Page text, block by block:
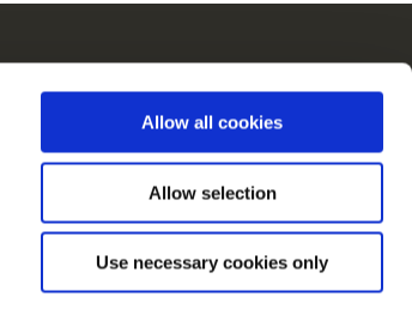
Allow all cookies
Allow selection
Use necessary cookies only